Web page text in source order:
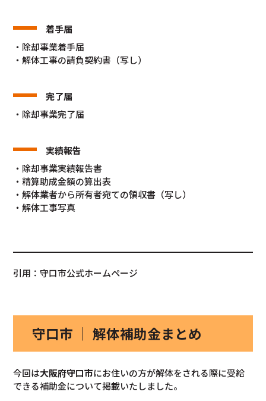
着手届
・除却事業着手届
・解体工事の請負契約書（写し）
完了届
・除却事業完了届
実績報告
・除却事業実績報告書
・精算助成金額の算出表
・解体業者から所有者宛ての領収書（写し）
・解体工事写真
引用：守口市公式ホームページ
守口市 ｜ 解体補助金まとめ
今回は大阪府守口市にお住いの方が解体をされる際に受給
できる補助金について掲載いたしました。